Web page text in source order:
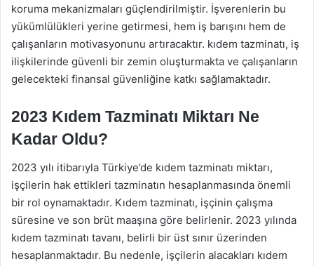
koruma mekanizmaları güçlendirilmiştir. İşverenlerin bu
yükümlülükleri yerine getirmesi, hem iş barışını hem de
çalışanların motivasyonunu artıracaktır. kıdem tazminatı, iş
ilişkilerinde güvenli bir zemin oluşturmakta ve çalışanların
gelecekteki finansal güvenliğine katkı sağlamaktadır.
2023 Kıdem Tazminatı Miktarı Ne
Kadar Oldu?
2023 yılı itibarıyla Türkiye’de kıdem tazminatı miktarı,
işçilerin hak ettikleri tazminatın hesaplanmasında önemli
bir rol oynamaktadır. Kıdem tazminatı, işçinin çalışma
süresine ve son brüt maaşına göre belirlenir. 2023 yılında
kıdem tazminatı tavanı, belirli bir üst sınır üzerinden
hesaplanmaktadır. Bu nedenle, işçilerin alacakları kıdem